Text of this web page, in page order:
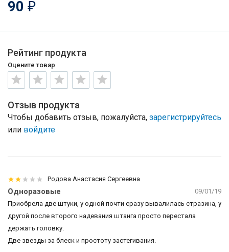
90 ₽
Рейтинг продукта
Оцените товар
Отзыв продукта
Чтобы добавить отзыв, пожалуйста, зарегистрируйтесь
или войдите
Родова Анастасия Сергеевна
Одноразовые
09/01/19
Приобрела две штуки, у одной почти сразу вывалилась стразина, у
другой после второго надевания штанга просто перестала
держать головку.
Две звезды за блеск и простоту застегивания.